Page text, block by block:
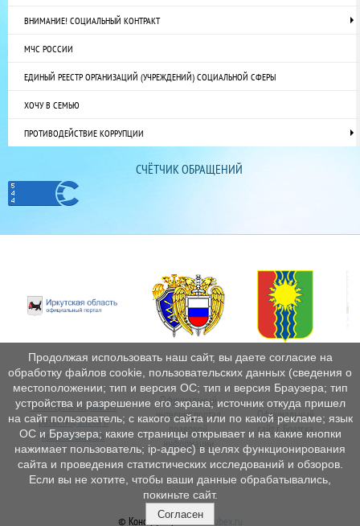
ВНИМАНИЕ! СОЦИАЛЬНЫЙ КОНТРАКТ
МЧС РОССИИ
ЕДИНЫЙ РЕЕСТР ОРГАНИЗАЦИЙ (УЧРЕЖДЕНИЙ) СОЦИАЛЬНОЙ СФЕРЫ
ХОЧУ В СЕМЬЮ
ПРОТИВОДЕЙСТВИЕ КОРРУПЦИИ
СЧЁТЧИК ОБРАЩЕНИЙ
Министерство социального
развития, опеки и
попечительства
Официальный
интернетпортал
правовой
информации
Официальный
сайт г. Братска
© Конструктор сайтовNubex.ru
Продолжая использовать наш сайт, вы даете согласие на
обработку файлов cookie, пользовательских данных (сведения о
местоположении; тип и версия ОС; тип и версия Браузера; тип
устройства и разрешение его экрана; источник откуда пришел
на сайт пользователь; с какого сайта или по какой рекламе; язык
ОС и Браузера; какие страницы открывает и на какие кнопки
нажимает пользователь; ip-адрес) в целях функционирования
сайта и проведения статистических исследований и обзоров.
Если вы не хотите, чтобы ваши данные обрабатывались,
покиньте сайт.
Согласен